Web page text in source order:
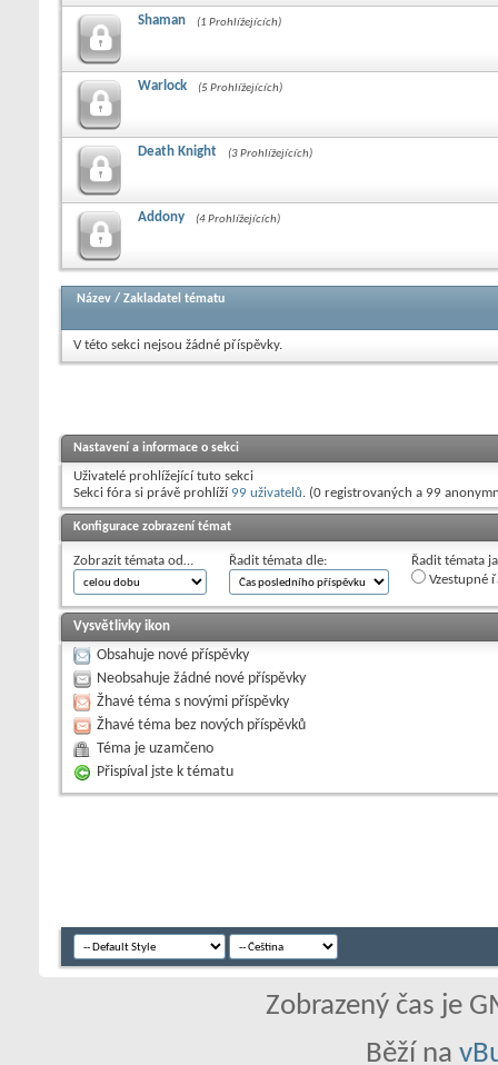
Shaman (1 Prohlížejících)
Warlock (5 Prohlížejících)
Death Knight (3 Prohlížejících)
Addony (4 Prohlížejících)
Název / Zakladatel tématu
V této sekci nejsou žádné příspěvky.
Nastavení a informace o sekci
Uživatelé prohlížející tuto sekci
Sekci fóra si právě prohlíží 99 uživatelů. (0 registrovaných a 99
Konfigurace zobrazení témat
Zobrazit témata od… Řadit témata dle:
Řadit témata
Vzestupné
Vysvětlivky ikon
Obsahuje nové příspěvky
Neobsahuje žádné nové příspěvky
Žhavé téma s novými příspěvky
Žhavé téma bez nových příspěvků
Téma je uzamčeno
Přispíval jste k tématu
Zobrazený čas je
Běží na